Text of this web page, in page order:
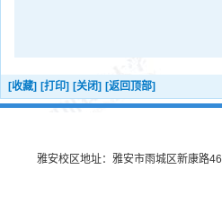
[收藏] [打印] [关闭] [返回顶部]
雅安校区地址：雅安市雨城区新康路